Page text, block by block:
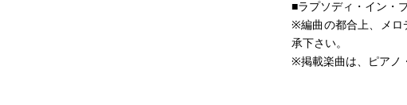
■ラプソディ・イン・
※編曲の都合上、メロ
承下さい。
※掲載楽曲は、ピアノ